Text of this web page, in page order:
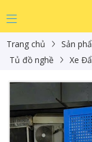
Trang chủ Sản
Tủ đồ nghề
Xe